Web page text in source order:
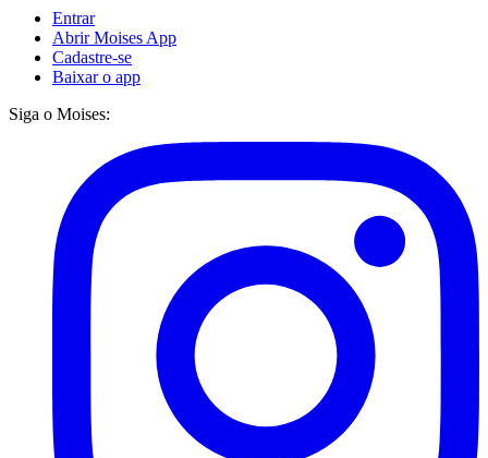
Entrar
Abrir Moises App
Cadastre-se
Baixar o app
Siga o Moises: